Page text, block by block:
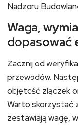
Nadzoru
Waga,
dopasować
Zacznij od
przewodów.
objętość złączek
Warto skorzystać
zestawiają wagę,